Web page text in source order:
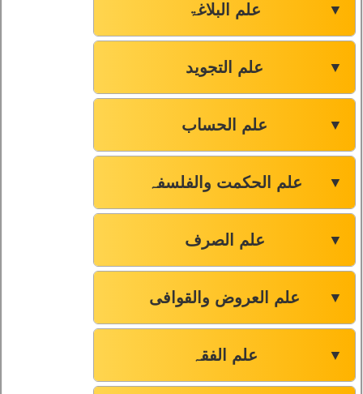
علم البلاغۃ ▼
علم التجوید ▼
علم الحساب ▼
علم الحکمت والفلسفہ ▼
علم الصرف ▼
علم العروض والقوافی ▼
علم الفقہ ▼